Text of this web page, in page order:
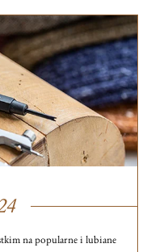
na popularne i lubiane